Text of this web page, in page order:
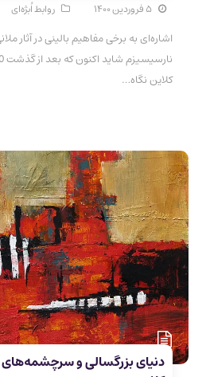
۵ فروردین ۱۴۰۰ روابط اُبژه‌ای
اشاره‌ای به برخی مفاهیم بالینی در آثار
کلاین نگاه…
دنیای بزرگسالی و سرچشمه‌های